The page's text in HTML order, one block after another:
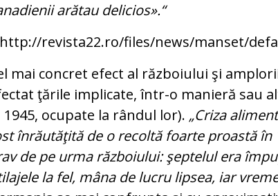
arătau de­licios».“
mai concret efect al războiului şi
ţă­rile implicate, într-o manieră sau
1945, ocupate la rândul lor). „Criza
înrăutăţită de o recoltă foarte proastă în
de pe urma războiului: şeptelul era
la fel, mâna de lucru lip­sea, iar